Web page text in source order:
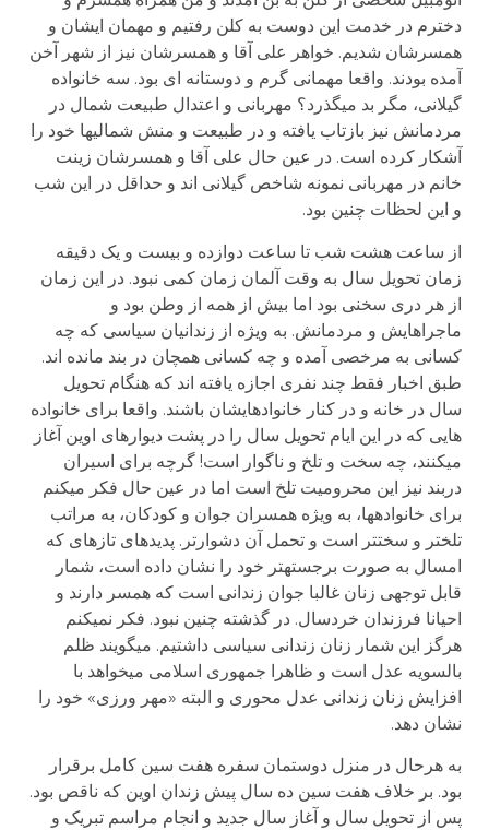
دخترم در خدمت این دوست به کلن رفتیم و مهمان ایشان و
همسرشان شدیم. خواهر علی آقا و همسرشان نیز از شهر آخن
آمده بودند. واقعا مهمانی گرم و دوستانه ای بود. سه خانواده
گیلانی، مگر بد می­گذرد؟ مهربانی و اعتدال طبیعت شمال در
مردمانش نیز بازتاب یافته و در طبیعت و منش شمالی­ها خود را
آشکار کرده است. در عین حال علی آقا و همسرشان زینت
خانم در مهربانی نمونه شاخص گیلانی اند و حداقل در این شب
و این لحظات چنین بود.
از ساعت هشت شب تا ساعت دوازده و بیست و یک دقیقه
زمان تحویل سال به وقت آلمان زمان کمی نبود. در این زمان
از هر دری سخنی بود اما بیش از همه از وطن بود و
ماجراهایش و مردمانش. به ویژه از زندانیان سیاسی که چه
کسانی به مرخصی آمده و چه کسانی همچان در بند مانده اند.
طبق اخبار فقط چند نفری اجازه یافته اند که هنگام تحویل
سال در خانه و در کنار خانوادهایشان باشند. واقعا برای خانواده
هایی که در این ایام تحویل سال را در پشت دیوارهای اوین آغاز
می­کنند، چه سخت و تلخ و ناگوار است! گرچه برای اسیران
دربند نیز این محرومیت تلخ است اما در عین حال فکر می­کنم
برای خانواده­ها، به ویژه همسران جوان و کودکان، به مراتب
تلخ­تر و سخت­تر است و تحمل آن دشوار­تر. پدیده­ای تازه­ای که
امسال به صورت برجسته­تر خود را نشان داده است، شمار
قابل توجهی زنان غالبا جوان زندانی است که همسر دارند و
احیانا فرزندان خردسال. در گذشته چنین نبود. فکر نمی­کنم
هرگز این شمار زنان زندانی سیاسی داشتیم. می­گویند ظلم
بالسویه عدل است و ظاهرا جمهوری اسلامی می­خواهد با
افزایش زنان زندانی عدل محوری و البته «مهر ورزی» خود را
نشان دهد.
به هرحال در منزل دوستمان سفره هفت سین کامل برقرار
بود. بر خلاف هفت سین ده سال پیش زندان اوین که ناقص بود.
پس از تحویل سال و آغاز سال جدید و انجام مراسم تبریک و